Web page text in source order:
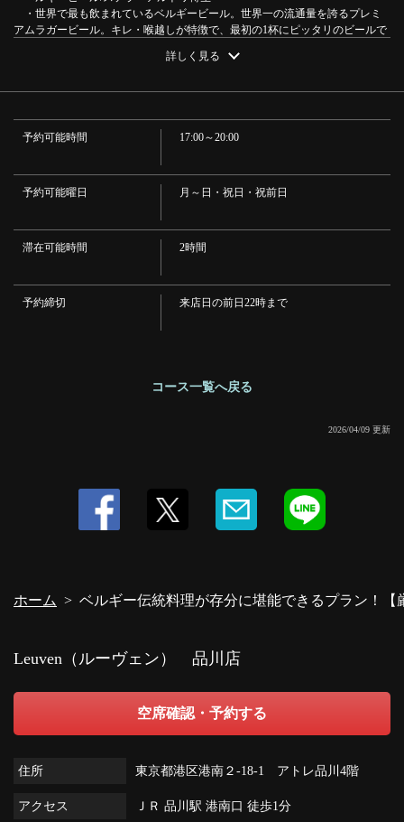
・世界で最も飲まれているベルギービール。世界一の流通量を誇るプレミ
アムラガービール。キレ・喉越しが特徴で、最初の1杯にピッタリのビールで
・ベルギービール/ヒューガルデンホワイト樽生
リアンダーやオレンジなどのスパイスを加えて造られる清涼感が特徴です。
・ヒューガルデンホワイトの製法をベースにフランボワーズの果汁を使用
し、フルーティーな香りと甘く優しい味わいのフルーツビールです。
・季節に合わせたワインを赤・白・泡を一種類ずつご用意しております。
・カクテル
ル
・ウーロン茶・オレンジ・グレープフルーツ・クランベリー・マンゴー
詳しく見る
予約可能時間 17:00～20:00
予約可能曜日 月～日・祝日・祝前日
滞在可能時間 2時間
予約締切 来店日の前日22時まで
コース一覧へ戻る
2026/04/09 更新
ホーム ベルギー伝統料理が存分に堪能できるプラン！【
お店情報をコピー
Leuven（ルーヴェン） 品川店
空席確認・予約する
住所 東京都港区港南２-18-1 アトレ品川4階
アクセス ＪＲ 品川駅 港南口 徒歩1分